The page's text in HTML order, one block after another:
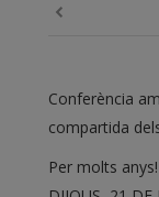
Conferència
compartida
Per molts anys!